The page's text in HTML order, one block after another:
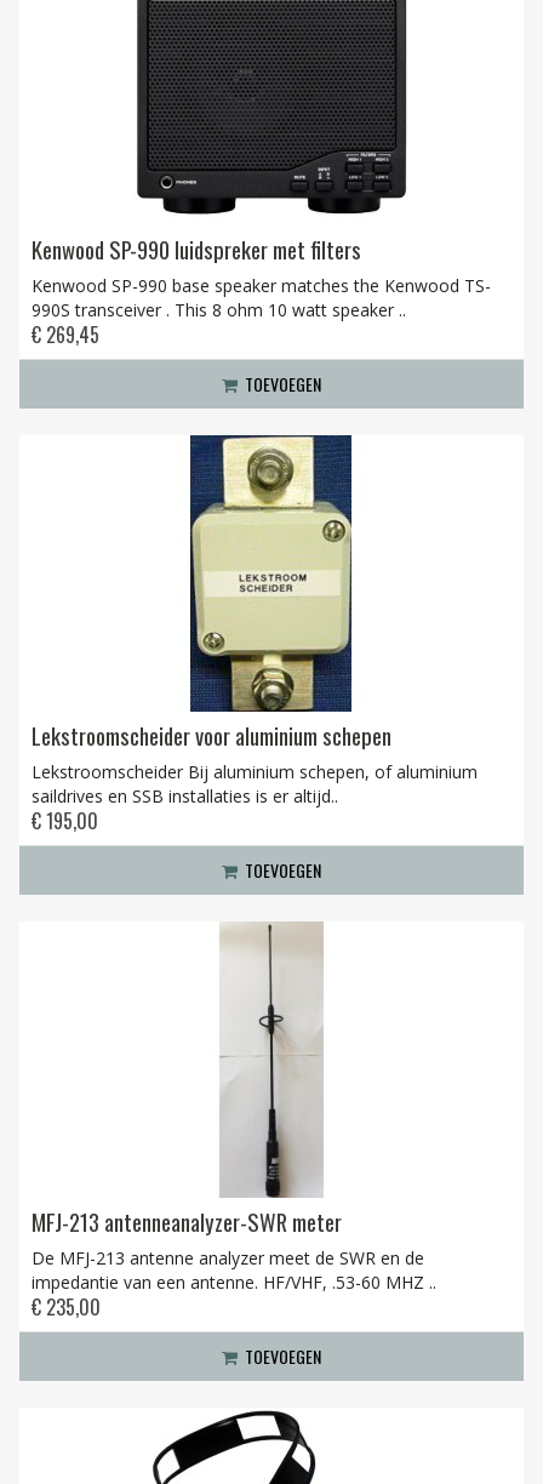
Kenwood SP-990 luidspreker met filters
Kenwood SP-990 base speaker matches the Kenwood TS-
990S transceiver . This 8 ohm 10 watt speaker ..
€ 269,45
TOEVOEGEN
Lekstroomscheider voor aluminium schepen
Lekstroomscheider Bij aluminium schepen, of aluminium
saildrives en SSB installaties is er altijd..
€ 195,00
TOEVOEGEN
MFJ-213 antenneanalyzer-SWR meter
De MFJ-213 antenne analyzer meet de SWR en de
impedantie van een antenne. HF/VHF, .53-60 MHZ ..
€ 235,00
TOEVOEGEN